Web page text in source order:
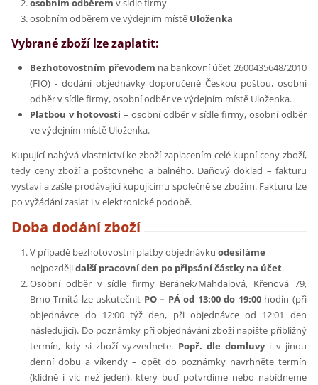
osobním odběrem ve výdejním místě Uloženka
Vybrané zboží lze zaplatit:
Bezhotovostním převodem na bankovní účet 2600435648/2010
(FIO) - dodání objednávky doporučeně Českou poštou, osobní
odběr v sídle firmy, osobní odběr ve výdejním místě Uloženka.
Platbou v hotovosti – osobní odběr v sídle firmy, osobní odběr
ve výdejním místě Uloženka.
Kupující nabývá vlastnictví ke zboží zaplacením celé kupní ceny zboží,
tedy ceny zboží a poštovného a balného. Daňový doklad – fakturu
vystaví a zašle prodávající kupujícímu společně se zbožím. Fakturu lze
po vyžádání zaslat i v elektronické podobě.
Doba dodání zboží
V případě bezhotovostní platby objednávkuodesíláme
nejpozdějidalší pracovní den po připsání částky na účet.
Osobní odběr v sídle firmy Beránek/Mahdalová, Křenová 79,
Brno-Trnitá lze uskutečnit PO – PÁ od 13:00 do 19:00hodin (při
objednávce do 12:00 týž den, při objednávce od 12:01 den
následující). Do poznámky při objednávání zboží napište přibližný
termín, kdy si zboží vyzvednete. Popř. dle domluvyi v jinou
denní dobu a víkendy – opět do poznámky navrhněte termín
(klidně i víc než jeden), který buď potvrdíme nebo nabídneme